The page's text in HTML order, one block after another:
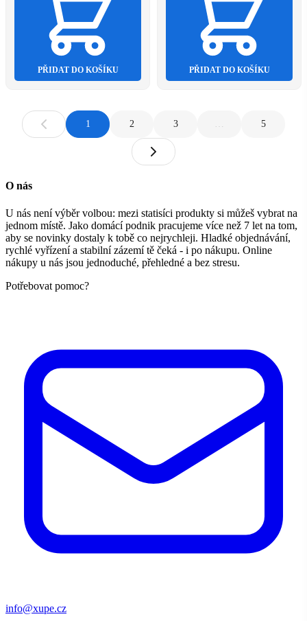
PŘIDAT DO KOŠÍKU PŘIDAT DO KOŠÍKU
1 2 3 … 5
O nás
U nás není výběr volbou: mezi statisíci produkty si můžeš vybrat na
jednom místě. Jako domácí podnik pracujeme více než 7 let na tom,
aby se novinky dostaly k tobě co nejrychleji. Hladké objednávání,
rychlé vyřízení a stabilní zázemí tě čeká - i po nákupu. Online
nákupy u nás jsou jednoduché, přehledné a bez stresu.
Potřebovat pomoc?
info@xupe.cz